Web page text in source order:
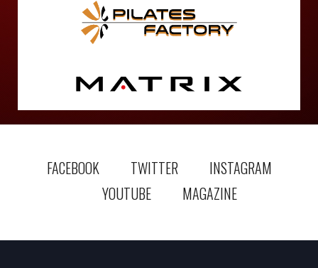
FACEBOOK TWITTER
INSTAGRAM
YOUTUBE
MAGAZINE